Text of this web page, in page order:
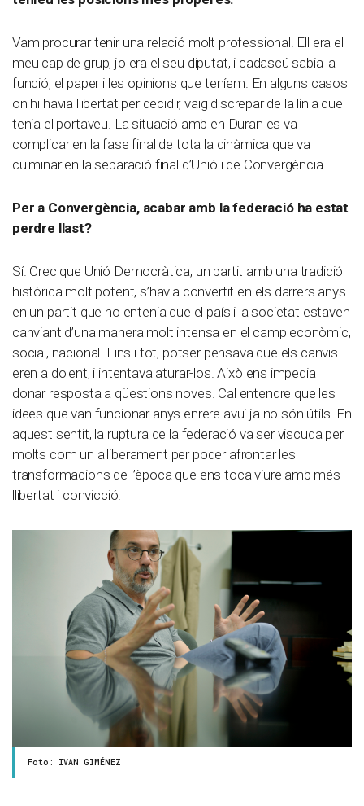
Vam procurar tenir una relació molt professional. Ell era el
meu cap de grup, jo era el seu diputat, i cadascú sabia la
funció, el paper i les opinions que teníem. En alguns casos
on hi havia llibertat per decidir, vaig discrepar de la línia que
tenia el portaveu. La situació amb en Duran es va
complicar en la fase final de tota la dinàmica que va
culminar en la separació final d’Unió i de Convergència.
Per a Convergència, acabar amb la federació ha estat
perdre llast?
Sí. Crec que Unió Democràtica, un partit amb una tradició
històrica molt potent, s’havia convertit en els darrers anys
en un partit que no entenia que el país i la societat estaven
canviant d’una manera molt intensa en el camp econòmic,
social, nacional. Fins i tot, potser pensava que els canvis
eren a dolent, i intentava aturar-los. Això ens impedia
donar resposta a qüestions noves. Cal entendre que les
idees que van funcionar anys enrere avui ja no són útils. En
aquest sentit, la ruptura de la federació va ser viscuda per
molts com un alliberament per poder afrontar les
transformacions de l’època que ens toca viure amb més
llibertat i convicció.
Foto: IVAN GIMÉNEZ